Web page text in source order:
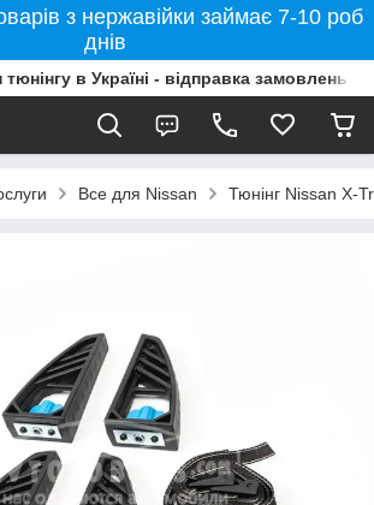
з нержавійки займає 7-10 роб
днів
тюнінгу в Україні - відправка замовлень
Все для Nissan Тюнінг Nissan X-